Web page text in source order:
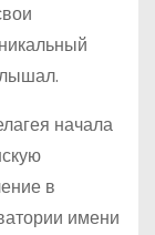
начала
в
имени